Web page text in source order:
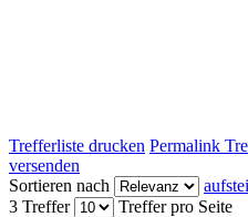
Trefferliste drucken Permalink
versenden
Sortieren nach
3 Treffer
Treffer pro Seite